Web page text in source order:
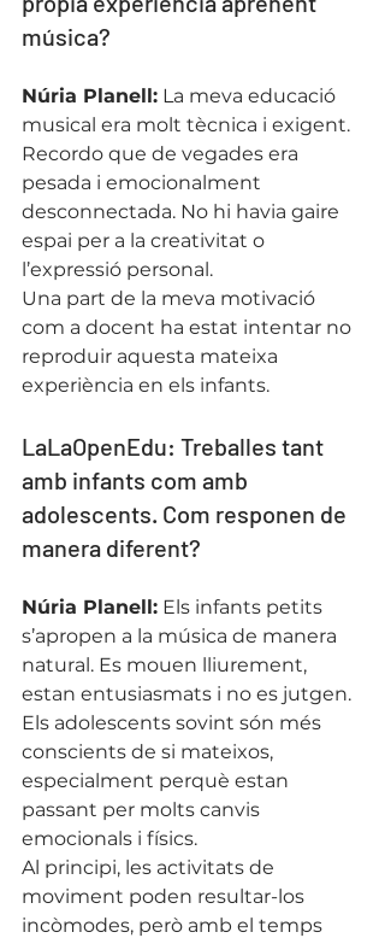
música?
Núria Planell: La meva educació
musical era molt tècnica i exigent.
Recordo que de vegades era
pesada i emocionalment
desconnectada. No hi havia gaire
espai per a la creativitat o
l’expressió personal.
Una part de la meva motivació
com a docent ha estat intentar no
reproduir aquesta mateixa
experiència en els infants.
LaLaOpenEdu: Treballes tant
amb infants com amb
adolescents. Com responen de
manera diferent?
Núria Planell: Els infants petits
s’apropen a la música de manera
natural. Es mouen lliurement,
estan entusiasmats i no es jutgen.
Els adolescents sovint són més
conscients de si mateixos,
especialment perquè estan
passant per molts canvis
emocionals i físics.
Al principi, les activitats de
moviment poden resultar-los
incòmodes, però amb el temps